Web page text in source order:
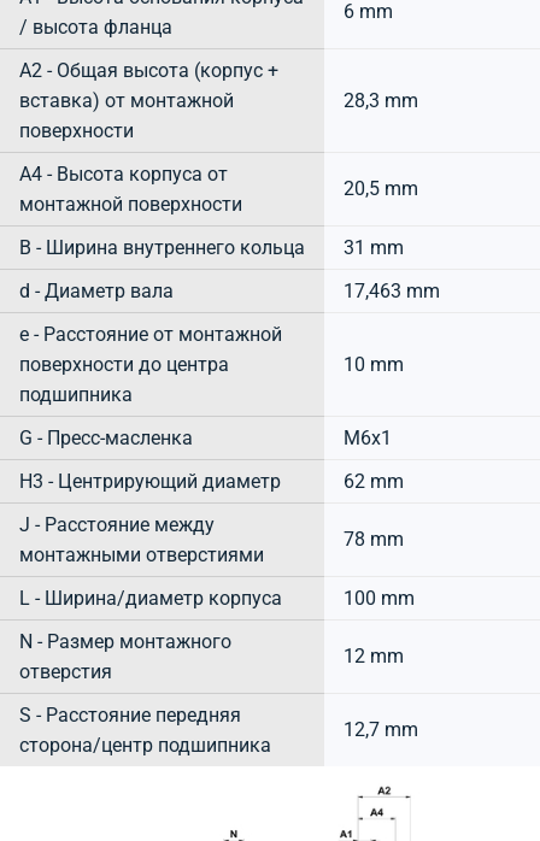
/ высота фланца
6 mm
A2 - Общая высота (корпус +
вставка) от монтажной
поверхности
28,3 mm
A4 - Высота корпуса от
монтажной поверхности
20,5 mm
B - Ширина внутреннего кольца
31 mm
d - Диаметр вала
17,463 mm
e - Расстояние от монтажной
поверхности до центра
подшипника
10 mm
G - Пресс-масленка
M6x1
H3 - Центрирующий диаметр
62 mm
J - Расстояние между
монтажными отверстиями
78 mm
L - Ширина/диаметр корпуса
100 mm
N - Размер монтажного
отверстия
12 mm
S - Расстояние передняя
сторона/центр подшипника
12,7 mm